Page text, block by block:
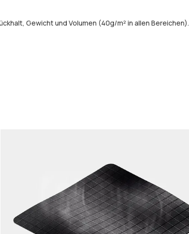
Gewicht und Volumen (40g/m² in allen Bereichen).